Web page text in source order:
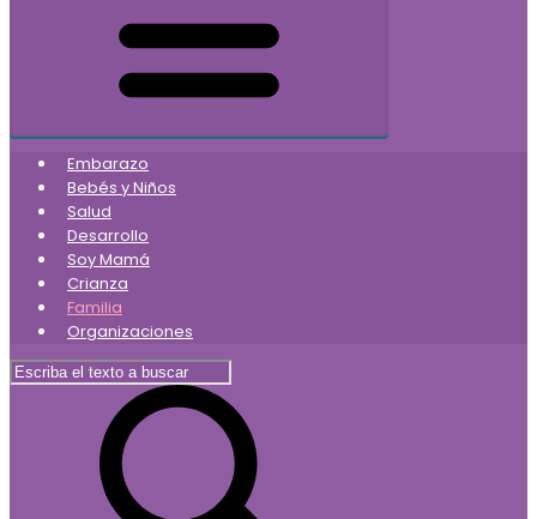
Embarazo
Bebés y Niños
Salud
Desarrollo
Soy Mamá
Crianza
Familia
Organizaciones